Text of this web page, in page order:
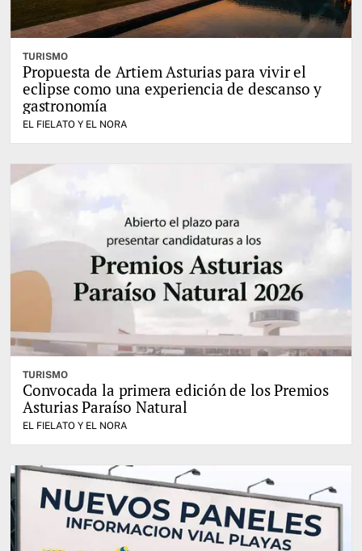
TURISMO
Propuesta de Artiem Asturias para vivir el
eclipse como una experiencia de descanso y
gastronomía
EL FIELATO Y EL NORA
TURISMO
Convocada la primera edición de los Premios
Asturias Paraíso Natural
EL FIELATO Y EL NORA